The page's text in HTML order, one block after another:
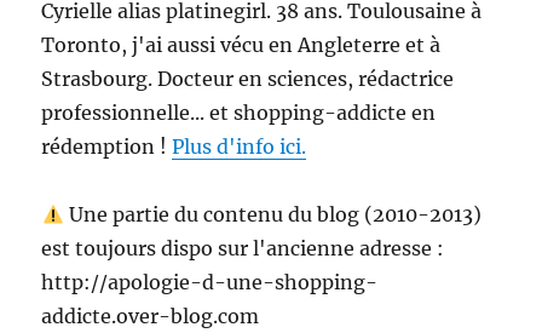
Cyrielle alias platinegirl. 38 ans. Toulousaine à
Toronto, j'ai aussi vécu en Angleterre et à
Strasbourg. Docteur en sciences, rédactrice
professionnelle... et shopping-addicte en
rédemption !Plus d'info ici.
Une partie du contenu du blog (2010-2013)
est toujours dispo sur l'ancienne adresse :
http://apologie-d-une-shopping-
addicte.over-blog.com